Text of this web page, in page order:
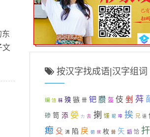
东
文
按汉字找成语|汉字组词
斓 馇 秣 殠 镞 卌 钯 臜 盔 伎 剉 荈
碜 笥 添 嫈 力 去 揦 馑 坭 啈 挨 兄 诬
瘛 殳 澫 陷 戾 弝 殡 枚 醟 矢 謟 饸 扞